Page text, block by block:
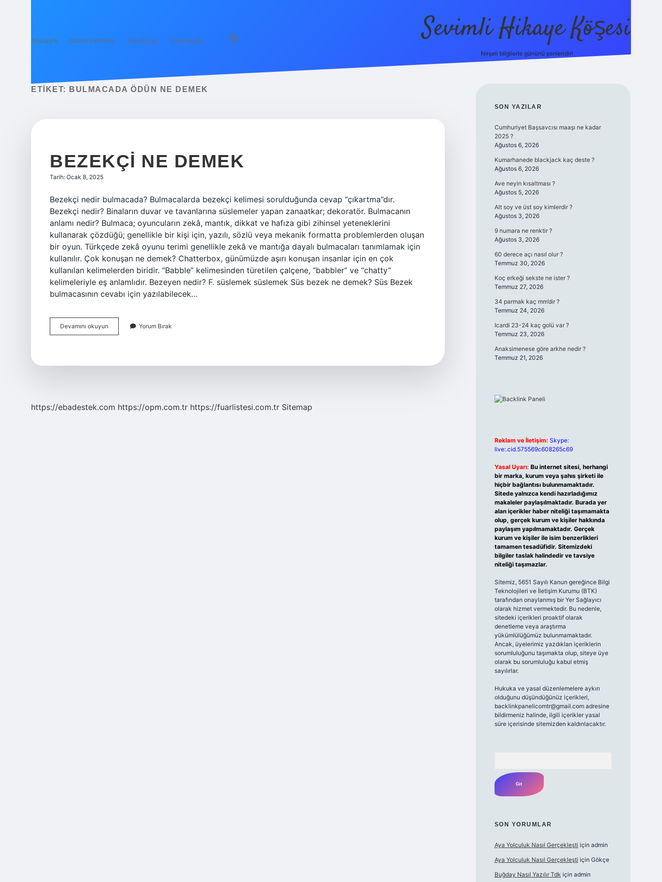
Anasayfa Gizlilik Politikası Yasal Uyarı Hakkımızda Sevimli Hikaye Köşesi
Neşeli bilgilerle gününü şenlendir!
ETIKET: BULMACADA ÖDÜN NE DEMEK
BEZEKÇI NE DEMEK
Tarih: Ocak 8, 2025
Bezekçi nedir bulmacada? Bulmacalarda bezekçi kelimesi sorulduğunda cevap “çıkartma”dır.
Bezekçi nedir? Binaların duvar ve tavanlarına süslemeler yapan zanaatkar; dekoratör. Bulmacanın
anlamı nedir? Bulmaca; oyuncuların zekâ, mantık, dikkat ve hafıza gibi zihinsel yeteneklerini
kullanarak çözdüğü; genellikle bir kişi için, yazılı, sözlü veya mekanik formatta problemlerden oluşan
bir oyun. Türkçede zekâ oyunu terimi genellikle zekâ ve mantığa dayalı bulmacaları tanımlamak için
kullanılır. Çok konuşan ne demek? Chatterbox, günümüzde aşırı konuşan insanlar için en çok
kullanılan kelimelerden biridir. “Babble” kelimesinden türetilen çalçene, “babbler” ve “chatty”
kelimeleriyle eş anlamlıdır. Bezeyen nedir? F. süslemek süslemek Süs bezek ne demek? Süs Bezek
bulmacasının cevabı için yazılabilecek…
Devamını okuyun Bezekçi
Ne
Yorum Bırak
https://ebadestek.com https://opm.com.tr https://fuarlistesi.com.tr Sitemap
SIDEBAR
SON YAZILAR
Cumhuriyet Başsavcısı maaşı ne kadar
2025 ?
Ağustos 6, 2026
Kumarhanede blackjack kaç deste ?
Ağustos 6, 2026
Ave neyin kısaltması ?
Ağustos 5, 2026
Alt soy ve üst soy kimlerdir ?
Ağustos 3, 2026
9 numara ne renktir ?
Ağustos 3, 2026
60 derece açı nasıl olur ?
Temmuz 30, 2026
Koç erkeği sekste ne ister ?
Temmuz 27, 2026
34 parmak kaç mm’dir ?
Temmuz 24, 2026
Icardi 23-24 kaç golü var ?
Temmuz 23, 2026
Anaksimenese göre arkhe nedir ?
Temmuz 21, 2026
Reklam ve İletişim: Skype:
live:.cid.575569c608265c69
Yasal Uyarı: Bu internet sitesi, herhangi
bir marka, kurum veya şahıs şirketi ile
hiçbir bağlantısı bulunmamaktadır.
Sitede yalnızca kendi hazırladığımız
makaleler paylaşılmaktadır. Burada yer
alan içerikler haber niteliği taşımamakta
olup, gerçek kurum ve kişiler hakkında
paylaşım yapılmamaktadır. Gerçek
kurum ve kişiler ile isim benzerlikleri
tamamen tesadüfidir. Sitemizdeki
bilgiler taslak halindedir ve tavsiye
niteliği taşımazlar.
Sitemiz, 5651 Sayılı Kanun gereğince Bilgi
Teknolojileri ve İletişim Kurumu (BTK)
tarafından onaylanmış bir Yer Sağlayıcı
olarak hizmet vermektedir. Bu nedenle,
sitedeki içerikleri proaktif olarak
denetleme veya araştırma
yükümlülüğümüz bulunmamaktadır.
Ancak, üyelerimiz yazdıkları içeriklerin
sorumluluğunu taşımakta olup, siteye üye
olarak bu sorumluluğu kabul etmiş
sayılırlar.
Hukuka ve yasal düzenlemelere aykırı
olduğunu düşündüğünüz içerikleri,
backlinkpanelicomtr@gmail.com adresine
bildirmeniz halinde, ilgili içerikler yasal
süre içerisinde sitemizden kaldırılacaktır.
SON YORUMLAR
Aya Yolculuk Nasıl Gerçekleşti için admin
Aya Yolculuk Nasıl Gerçekleşti için Gökçe
Buğday Nasıl Yazılır Tdk için admin